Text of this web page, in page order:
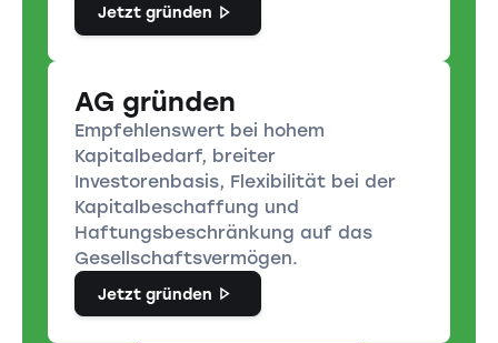
Jetzt gründen
AG gründen
Empfehlenswert bei hohem
Kapitalbedarf, breiter
Investorenbasis, Flexibilität bei der
Kapitalbeschaffung und
Haftungsbeschränkung auf das
Gesellschaftsvermögen.
Jetzt gründen